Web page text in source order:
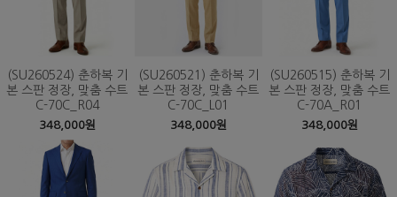
(SU260524) 춘하복 기
본 스판 정장, 맞춤 수트
C-70C_R04
348,000원
(SU260521) 춘하복 기
본 스판 정장, 맞춤 수트
C-70C_L01
348,000원
(SU260515) 춘하복 기
본 스판 정장, 맞춤 수트
C-70A_R01
348,000원